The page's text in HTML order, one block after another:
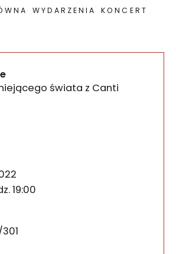
WYDARZENIA KONCERT
świata z Canti
19:00